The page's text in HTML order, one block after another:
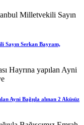
Sayın Serkan Bayram,
Ayni Bağışla alınan 2 Aküsüz